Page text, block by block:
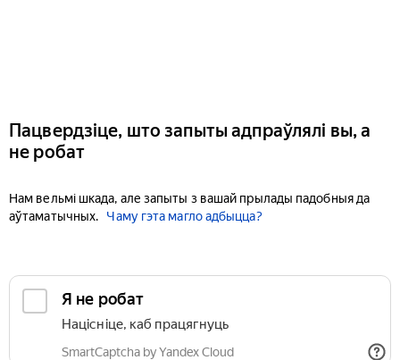
Пацвердзіце, што запыты адпраўлялі вы, а
не робат
Нам вельмі шкада, але запыты з вашай прылады падобныя да
аўтаматычных.
Чаму гэта магло адбыцца?
Я не робат
Націсніце, каб працягнуць
SmartCaptcha by Yandex Cloud